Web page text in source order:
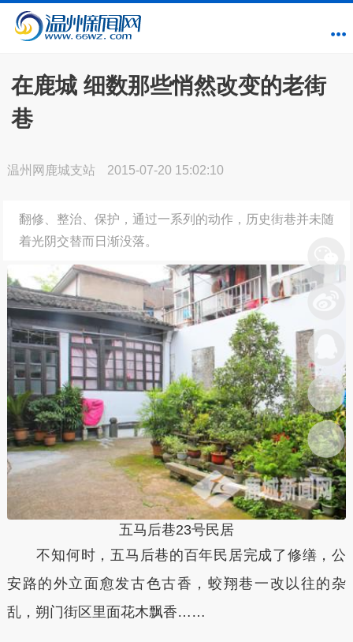
在鹿城 细数那些悄然改变的老街
巷
温州网鹿城支站 2015-07-20 15:02:10
翻修、整治、保护，通过一系列的动作，历史街巷并未随
着光阴交替而日渐没落。
五马后巷23号民居
不知何时，五马后巷的百年民居完成了修缮，公
安路的外立面愈发古色古香，蛟翔巷一改以往的杂
乱，朔门街区里面花木飘香……